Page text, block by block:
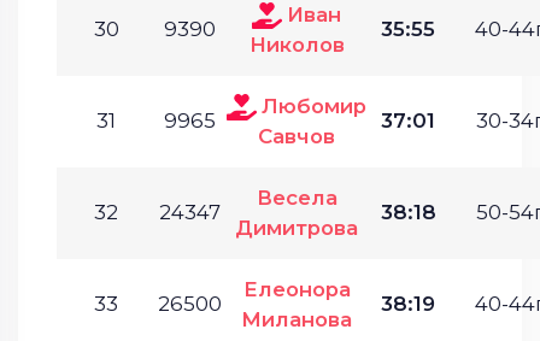
30 9390
Иван
Николов
35:55 40-
31 9965
Любомир
Савчов
37:01 30-
32 24347
Весела
Димитрова
38:18 50-
33 26500
Елеонора
Миланова
38:19 40-